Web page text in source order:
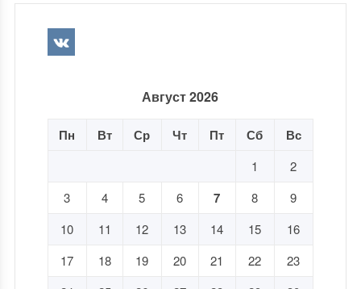
Август 2026
Пн Вт Ср Чт Пт Сб Вс
1
2
3
4 5 6 7 8
9
10
11 12 13 14 15
16
17
18 19 20 21 22
23